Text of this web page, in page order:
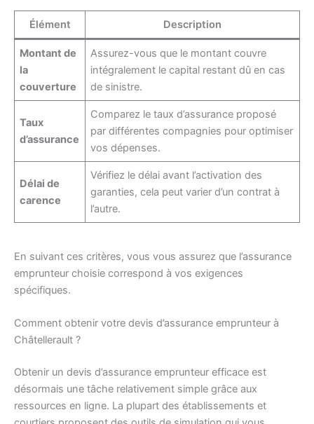
Élément Description
Montant de
la
couverture
Assurez-vous que le montant couvre
intégralement le capital restant dû en cas
de sinistre.
Taux
d’assurance
Comparez le taux d’assurance proposé
par différentes compagnies pour optimiser
vos dépenses.
Délai de
carence
Vérifiez le délai avant l’activation des
garanties, cela peut varier d’un contrat à
l’autre.
En suivant ces critères, vous vous assurez que l’assurance
emprunteur choisie correspond à vos exigences
spécifiques.
Comment obtenir votre devis d’assurance emprunteur à
Châtellerault ?
Obtenir un devis d’assurance emprunteur efficace est
désormais une tâche relativement simple grâce aux
ressources en ligne. La plupart des établissements et